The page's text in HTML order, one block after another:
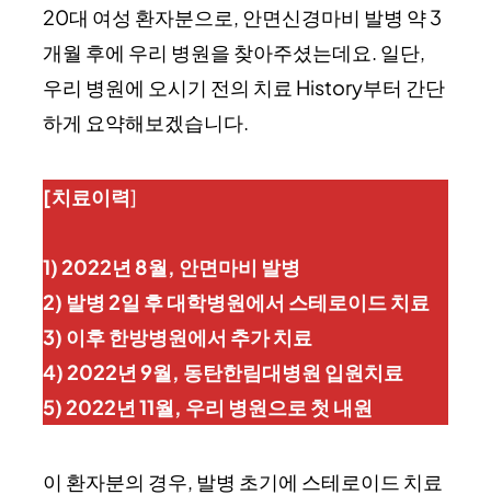
20대 여성 환자분으로, 안면신경마비 발병 약 3
개월 후에 우리 병원을 찾아주셨는데요. 일단,
우리 병원에 오시기 전의 치료 History부터 간단
하게 요약해보겠습니다.
[치료이력]
1) 2022년 8월, 안면마비 발병
2) 발병 2일 후 대학병원에서 스테로이드 치료
3) 이후 한방병원에서 추가 치료
4) 2022년 9월, 동탄한림대병원 입원치료
5) 2022년 11월, 우리 병원으로 첫 내원
이 환자분의 경우, 발병 초기에 스테로이드 치료